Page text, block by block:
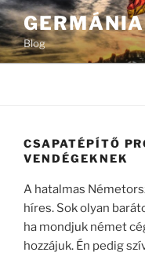
Tartalomhoz
GERMÁNIA
Blog
CSAPATÉPÍTŐ
VENDÉGEKNEK
A hatalmas
híres. Sok olyan
ha mondjuk német
hozzájuk. Én pedig